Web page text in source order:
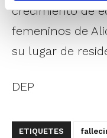
crecimiento de
femeninos de
su lugar de
DEP
ETIQUETES